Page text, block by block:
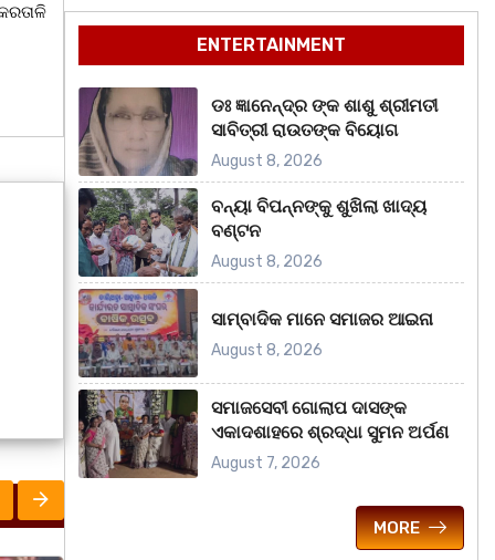
ENTERTAINMENT
ଡଃ ଜ୍ଞାନେନ୍ଦ୍ର ଙ୍କ ଶାଶୁ ଶ୍ରୀମତୀ
ସାବିତ୍ରୀ ରାଉତଙ୍କ ବିୟୋଗ
August 8, 2026
ବନ୍ୟା ବିପନ୍ନଙ୍କୁ ଶୁଖିଲା ଖାଦ୍ୟ
ବଣ୍ଟନ
August 8, 2026
ସାମ୍ବାଦିକ ମାନେ ସମାଜର ଆଇନା
August 8, 2026
ସମାଜସେବୀ ଗୋଲାପ ଦାସଙ୍କ
ଏକାଦଶାହରେ ଶ୍ରଦ୍ଧା ସୁମନ ଅର୍ପଣ
August 7, 2026
MORE